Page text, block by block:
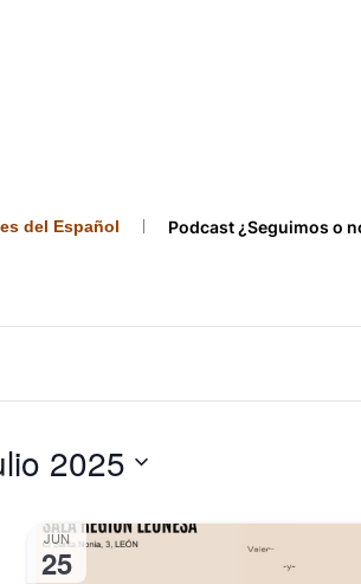
del Español Podcast ¿Seguimos o
2025
JUN
25